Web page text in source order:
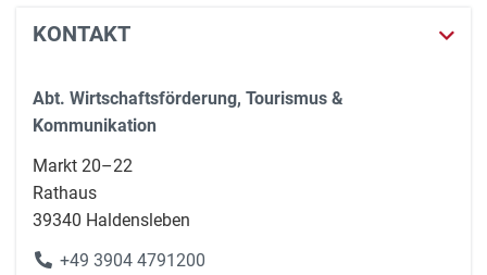
KONTAKT
Abt. Wirtschaftsförderung, Tourismus &
Kommunikation
Markt 20–22
Rathaus
39340 Haldensleben
+49 3904 4791200